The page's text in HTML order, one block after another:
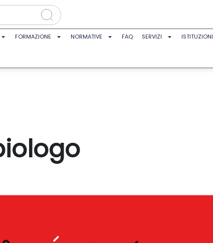
FORMAZIONE NORMATIVE FAQ SERVIZI ISTITUZIONI